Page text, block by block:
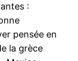
:
pensée en
la grèce